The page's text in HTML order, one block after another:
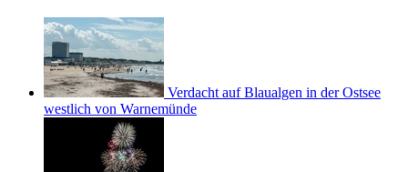
Verdacht auf Blaualgen in der Ostsee
westlich von Warnemünde